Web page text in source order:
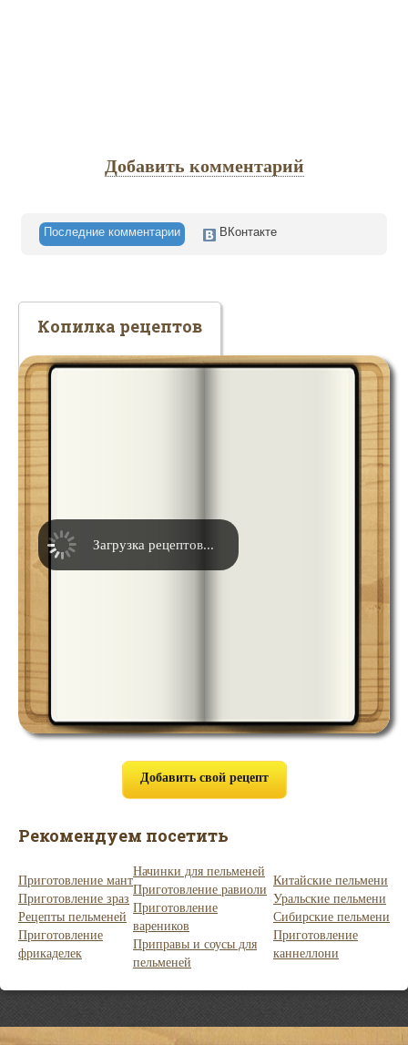
Добавить комментарий
Последние комментарии ВКонтакте
Копилка рецептов
Загрузка рецептов...
Добавить свой рецепт
Рекомендуем посетить
Приготовление мант
Приготовление зраз
Рецепты пельменей
Приготовление
фрикаделек
Начинки для пельменей
Приготовление равиоли
Приготовление
вареников
Приправы и соусы для
пельменей
Китайские пельмени
Уральские пельмени
Сибирские пельмени
Приготовление
каннеллони